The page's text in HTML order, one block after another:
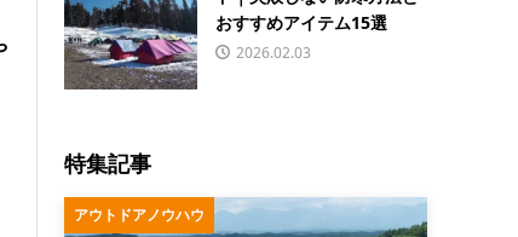
おすすめアイテム15選
2026.02.03
特集記事
アウトドアノウハウ